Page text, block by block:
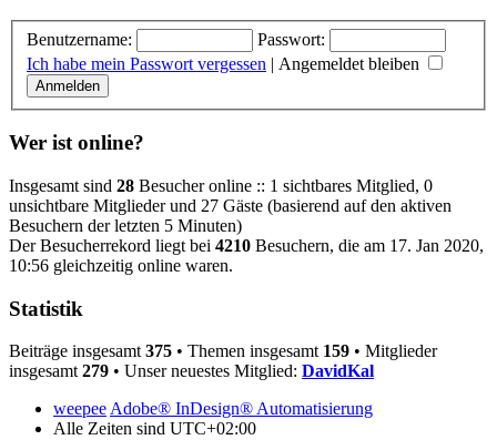
Benutzername:
Passwort:
Ich habe mein Passwort vergessen | Angemeldet bleiben
Wer ist online?
Insgesamt sind 28 Besucher online :: 1 sichtbares Mitglied, 0
unsichtbare Mitglieder und 27 Gäste (basierend auf den aktiven
Besuchern der letzten 5 Minuten)
Der Besucherrekord liegt bei 4210 Besuchern, die am 17. Jan 2020,
10:56 gleichzeitig online waren.
Statistik
Beiträge insgesamt 375 • Themen insgesamt 159 • Mitglieder
insgesamt 279 • Unser neuestes Mitglied: DavidKal
weepee Adobe® InDesign® Automatisierung
Alle Zeiten sind UTC+02:00